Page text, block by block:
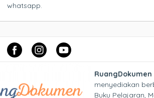
whatsapp.
RuangDokumen
menyediakan
Buku Pelajaran,